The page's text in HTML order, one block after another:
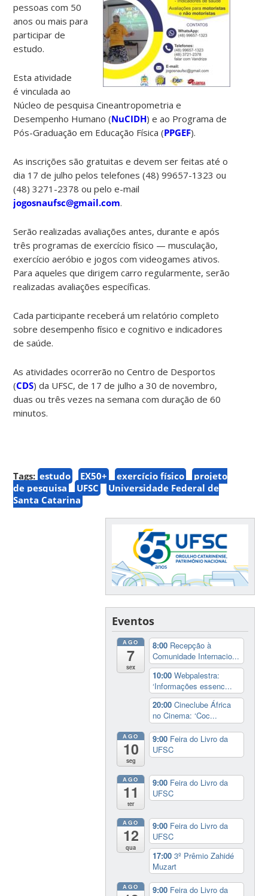
pessoas com 50
anos ou mais para
participar de
estudo.
Esta atividade
é vinculada ao
Núcleo de pesquisa Cineantropometria e
Desempenho Humano (NuCIDH) e ao Programa de
Pós-Graduação em Educação Física (PPGEF).
As inscrições são gratuitas e devem ser feitas até o
dia 17 de julho pelos telefones (48) 99657-1323 ou
(48) 3271-2378 ou pelo e-mail
jogosnaufsc@gmail.com.
Serão realizadas avaliações antes, durante e após
três programas de exercício físico — musculação,
exercício aeróbio e jogos com videogames ativos.
Para aqueles que dirigem carro regularmente, serão
realizadas avaliações específicas.
Cada participante receberá um relatório completo
sobre desempenho físico e cognitivo e indicadores
de saúde.
As atividades ocorrerão no Centro de Desportos
(CDS) da UFSC, de 17 de julho a 30 de novembro,
duas ou três vezes na semana com duração de 60
minutos.
Tags: estudo EX50+ exercício físico
projeto
de pesquisa
UFSC
Universidade Federal de
Santa Catarina
Eventos
AGO
7
sex
8:00 Recepção à
Comunidade Internacio...
10:00Webpalestra:
‘Informações essenc...
20:00Cineclube África
no Cinema: ‘Coc...
AGO
10
seg
9:00 Feira do Livro da
UFSC
AGO
11
ter
9:00 Feira do Livro da
UFSC
AGO
12
qua
9:00 Feira do Livro da
UFSC
17:003º Prêmio Zahidé
Muzart
AGO 9:00 Feira do Livro da